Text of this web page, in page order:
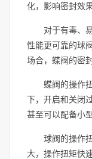
化，影响密封效果
对于有毒、
性能更可靠的球
场合，蝶阀的密
蝶阀的操作
下，开启和关闭
甚至可以配备小
球阀的操作
大，操作扭矩快